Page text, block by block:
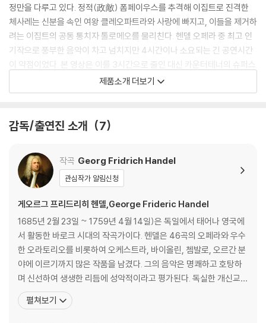
정만을 다루고 있다. 정적(政敵) 폼페이우스를 추격해 이집트로 진격한
체사레는 신분을 속인 여왕 클레오파트라와 사랑에 빠지고, 이들을 제거하
려는 이집트의 공동 통치자 톨로메오를 물리친다. 헨델 오페라 중 최고 인
기작으로 풍부한 음악이 차고 넘치지만 4시간이나 소요되는 긴 공연시간
이 약점이었다. 본 영상은 이를 3시간으로 줄인 대신 카운터테너의 슈퍼스
타 베준 메타와 크리스토프 뒤모, 영국이 가장 기대하는 젊은 소프라노 루
이즈 알더의 눈부신 노래 대결, 시각적 효과에 강한 케이스 워너의 연출에
- 통상 클레오파트라라고 불리는 고대 이집트 여왕은 클레오파트라 7세
(BC 69~30)을 가리킨다. BC 51년 부왕이 죽자 남동생 프톨레마이오스
13세와 결혼하여 공동 파라오로 즉위했다가 권력 다툼에서 밀리고 왕조의
48년, 폼페이우스와 권력투쟁 중인 율리우스 카이사르의 편에 붙어 파라
오에 복귀했는데, 실제로 카이사르와 함께 보낸 시간은 단지 몇 주였다고
한다. 이후 막내 동생 프톨레마이오스 14세와 재혼하여 실권을 휘둘렀으
나 이 남편은 요절했고, BC 44년 카이사르가 암살되자 2년 후에 옥타비
아누스의 여동생과 결혼한 유부남 마르쿠스 안토니우스와 또 결혼한다. B
C 31년 옥타비아누스에 대항하여 악티움 해전을 벌였으나 패배하고 뱀에
물려 자살한 것으로 알려져 있다. 오페라는 카이사르(줄리오 체자레)와의
사랑과 남동생 프톨레마이오스(톨로메오)와의 갈등에 초점을 맞추었다.
제품소개 더보기
감독/출연진 소개 7
작곡 Georg Fridrich Handel
관심작가 알림신청
게오르그 프리드리히 헨델,George Frideric Handel
1685년 2월 23일 ~ 1759년 4월 14일)은 독일에서 태어나 영국에
서 활동한 바로크 시대의 작곡가이다. 헨델은 46곡의 오페라와 우수
한 오라토리오를 비롯하여 오케스트라, 바이올린, 쳄발로, 오르간 분
야에 이르기까지 많은 작품을 남겼다. 그의 음악은 명쾌하고 호탕하
며 신선하여 생생한 리듬에 성악적이라고 평가된다. 독실한 개신교
(루터교) 신자인 헨델의 대표적인 교회음악은 《메시아(Messiah)》
로서 당시 영어 번역 성경인 킹 제임스 성경의 구절에 곡을 붙인 오라
펼쳐보기